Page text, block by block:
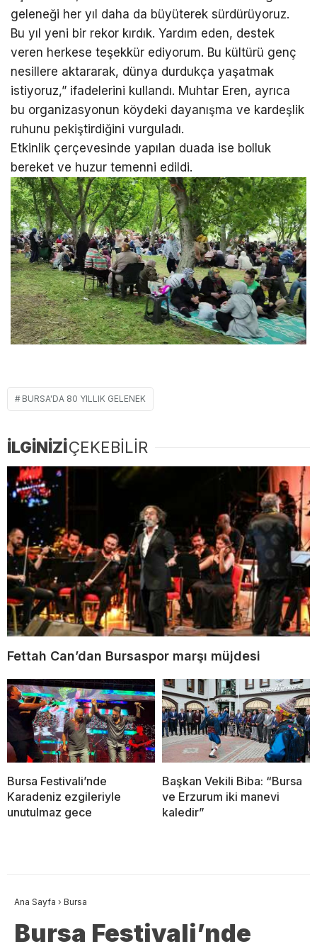
geleneği her yıl daha da büyüterek sürdürüyoruz.
Bu yıl yeni bir rekor kırdık. Yardım eden, destek
veren herkese teşekkür ediyorum. Bu kültürü genç
nesillere aktararak, dünya durdukça yaşatmak
istiyoruz,” ifadelerini kullandı. Muhtar Eren, ayrıca
bu organizasyonun köydeki dayanışma ve kardeşlik
ruhunu pekiştirdiğini vurguladı.
Etkinlik çerçevesinde yapılan duada ise bolluk
bereket ve huzur temenni edildi.
BURSA'DA 80 YILLIK GELENEK
İLGİNİZİÇEKEBİLİR
Fettah Can’dan Bursaspor marşı müjdesi
Bursa Festivali’nde
Karadeniz ezgileriyle
unutulmaz gece
Başkan Vekili Biba: “Bursa
ve Erzurum iki manevi
kaledir”
Ana Sayfa › Bursa
Bursa Festivali’nde